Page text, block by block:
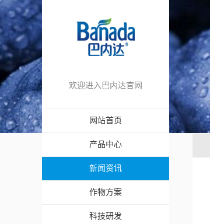
欢迎进入巴内达官网
网站首页
产品中心
新闻资讯
作物方案
科技研发